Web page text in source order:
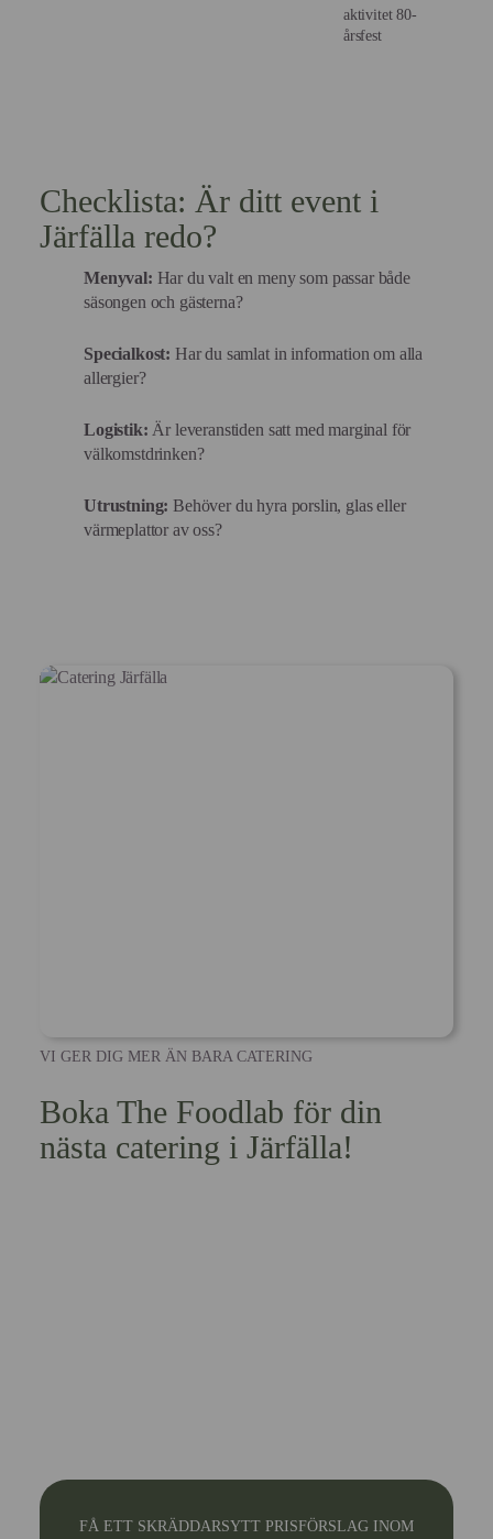
aktivitet 80-
årsfest
Checklista: Är ditt event i
Järfälla redo?
Menyval: Har du valt en meny som passar både
säsongen och gästerna?
Specialkost: Har du samlat in information om alla
allergier?
Logistik: Är leveranstiden satt med marginal för
välkomstdrinken?
Utrustning: Behöver du hyra porslin, glas eller
värmeplattor av oss?
VI GER DIG MER ÄN BARA CATERING
Boka The Foodlab för din
nästa catering i Järfälla!
FÅ ETT SKRÄDDARSYTT PRISFÖRSLAG INOM